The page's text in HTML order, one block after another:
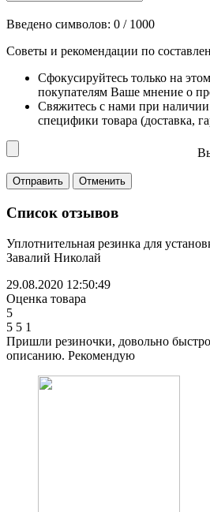
Введено символов: 0 / 1000
Советы и рекомендации по
Сфокусируйтесь только на
покупателям Ваше мнение о
Свяжитесь с нами при
специфики товара (доставка,
Список отзывов
Уплотнительная резинка для
Завалий Николай
29.08.2020 12:50:49
Оценка товара
5
5 5 1
Пришли резиночки, довольно
описанию. Рекомендую